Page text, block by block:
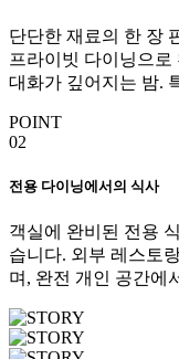
단단한 재료의 한 장
프라이빗 다이닝으로
대화가 깊어지는 밤.
POINT
02
전용 다이닝에서의 식사
객실에 완비된 전용
습니다. 외부 레스토
며, 완전 개인 공간에